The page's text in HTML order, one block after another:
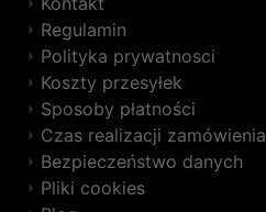
Regulamin
Polityka prywatnosci
Koszty przesyłek
Sposoby płatności
Czas realizacji zamówienia
Bezpieczeństwo danych
Pliki cookies